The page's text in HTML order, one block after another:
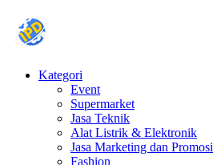
Kategori
Event
Supermarket
Jasa Teknik
Alat Listrik & Elektronik
Jasa Marketing dan Promosi
Fashion